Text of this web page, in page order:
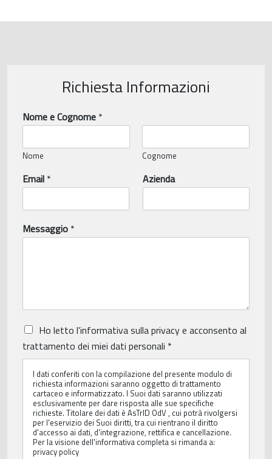
Richiesta Informazioni
Nome e Cognome *
Nome Cognome
Email * Azienda
Messaggio *
P
r
i
v
Ho letto l'informativa sulla privacye acconsento al
trattamento dei miei dati personali *
I dati conferiti con la compilazione del presente modulo di
richiesta informazioni saranno oggetto di trattamento
cartaceo e informatizzato. I Suoi dati saranno utilizzati
esclusivamente per dare risposta alle sue specifiche
richieste. Titolare dei dati è AsTrID OdV , cui potrà rivolgersi
per l'eservizio dei Suoi diritti, tra cui rientrano il diritto
d'accesso ai dati, d'integrazione, rettifica e cancellazione.
Per la visione dell'informativa completa si rimanda a:
privacy policy